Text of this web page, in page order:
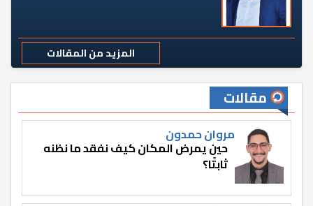
المزيد من المقالات
مقالات
مروان حمدون
حين يمرض المكان كيف نفقد ما نظنه
ثابتًا؟